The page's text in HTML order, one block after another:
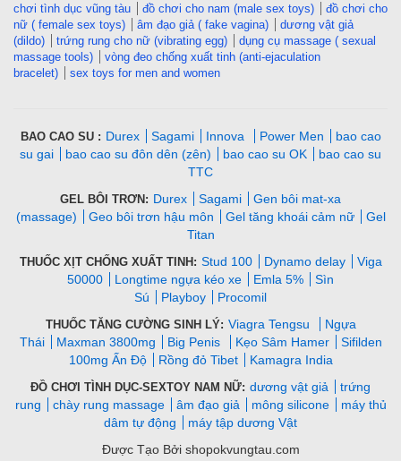
chơi tình dục vũng tàu
đồ chơi cho nam (male sex toys)
đồ chơi cho
nữ ( female sex toys)
âm đạo giả ( fake vagina)
dương vật giả
(dildo)
trứng rung cho nữ (vibrating egg)
dụng cụ massage ( sexual
massage tools)
vòng đeo chống xuất tinh (anti-ejaculation
bracelet)
sex toys for men and women
BAO CAO SU : Durex Sagami Innova Power Men
bao cao
su gai
bao cao su đôn dên (zên) bao cao su OK
bao cao su
TTC
GEL BÔI TRƠN: Durex Sagami
Gen bôi mat-xa
(massage)
Geo bôi trơn hậu môn Gel tăng khoái cảm nữ
Gel
Titan
THUỐC XỊT CHỐNG XUẤT TINH: Stud 100 Dynamo delay
Viga
50000
Longtime ngựa kéo xe Emla 5%
Sìn
Sú
Playboy Procomil
THUỐC TĂNG CƯỜNG SINH LÝ: Viagra Tengsu
Ngựa
Thái
Maxman 3800mg Big Penis Kẹo Sâm Hamer
Sifilden
100mg Ấn Độ
Rồng đỏ Tibet Kamagra India
ĐỒ CHƠI TÌNH DỤC-SEXTOY NAM NỮ: dương vật giả
trứng
rung
chày rung massage âm đạo giả mông silicone
máy thủ
dâm tự động
máy tập dương Vật
Được Tạo Bởi shopokvungtau.com